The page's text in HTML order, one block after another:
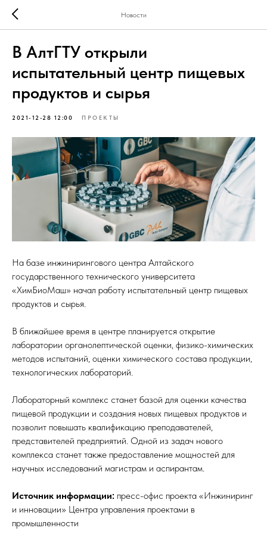
Новости
В АлтГТУ открыли
испытательный центр пищевых
продуктов и сырья
2021-12-28 12:00 ПРОЕКТЫ
На базе инжинирингового центра Алтайского
государственного технического университета
«ХимБиоМаш» начал работу испытательный центр пищевых
продуктов и сырья.
В ближайшее время в центре планируется открытие
лаборатории органолептической оценки, физико-химических
методов испытаний, оценки химического состава продукции,
технологических лабораторий.
Лабораторный комплекс станет базой для оценки качества
пищевой продукции и создания новых пищевых продуктов и
позволит повышать квалификацию преподавателей,
представителей предприятий. Одной из задач нового
комплекса станет также предоставление мощностей для
научных исследований магистрам и аспирантам.
Источник информации: пресс-офис проекта «Инжиниринг
и инновации» Центра управления проектами в
промышленности